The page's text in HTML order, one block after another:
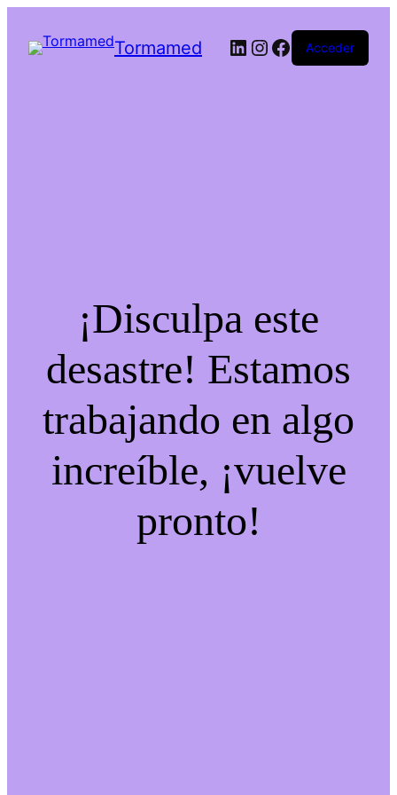
Tormamed Acceder
¡Disculpa este
desastre! Estamos
trabajando en algo
increíble, ¡vuelve
pronto!